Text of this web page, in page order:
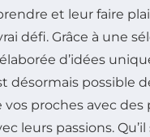
et leur faire
défi. Grâce à une
d’idées
désormais possible
proches avec des
leurs passions. Qu’il